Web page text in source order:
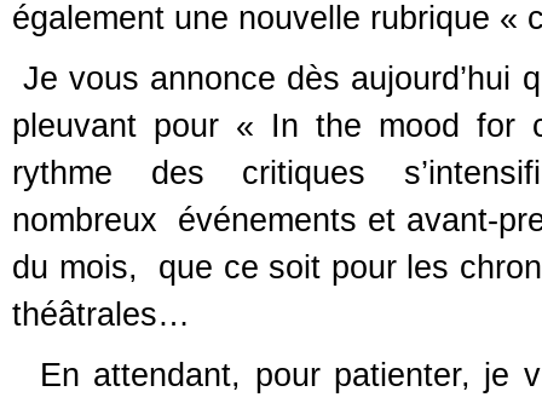
également une nouvelle rubrique «
Je vous annonce dès aujourd’hui
pleuvant pour « In the mood for
rythme des critiques
nombreux événements et avant-
du mois, que ce soit pour les
théâtrales…
En attendant, pour patienter, je